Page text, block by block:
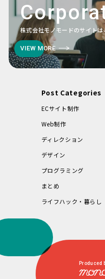
株式会社モノモードのサイト
VIEW MORE
Post Categories
ECサイト制作
Web制作
ディレクション
デザイン
プログラミング
まとめ
ライフハック・暮らし
Produced